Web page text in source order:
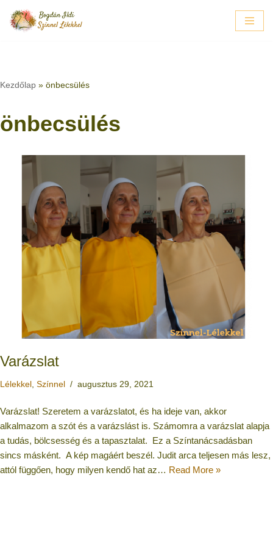
Skip
Kezdőlap » önbecsülés
önbecsülés
Varázslat
Lélekkel , Színnel augusztus 29, 2021
Varázslat! Szeretem a varázslatot, és ha ideje van, akkor
alkalmazom a szót és a varázslást is. Számomra a varázslat alapja
a tudás, bölcsesség és a tapasztalat. Ez a Színtanácsadásban
sincs másként. A kép magáért beszél. Judit arca teljesen más lesz,
attól függően, hogy milyen kendő hat az… Read More »